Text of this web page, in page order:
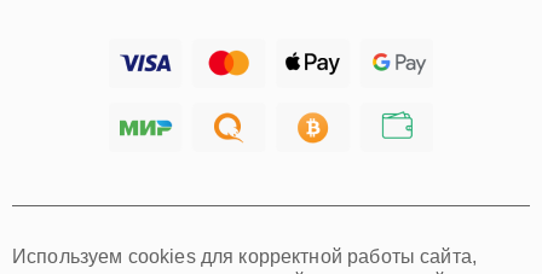
Хабаровск
Иркутск
Омск
Используем cookies для корректной работы сайта,